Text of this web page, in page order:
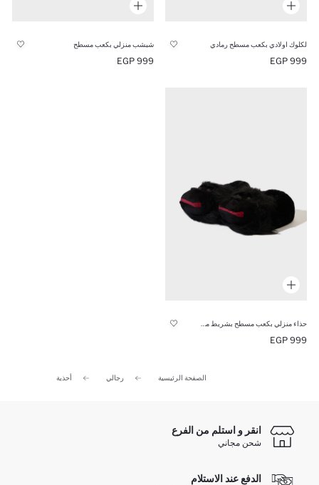
لكلوك اولادي بكعب مسطح رمادي
999 EGP
شبشب منزلي بكعب مسطح
999 EGP
999 EGP
الصفحة الرئيسية رجالي أحذية
انقر و استلم من الفرع
شحن مجاني
الدفع عند الاستلام